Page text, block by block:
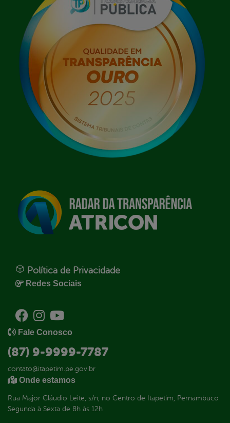
Política de Privacidade
Redes Sociais
Fale Conosco
(87) 9-9999-7787
contato@itapetim.pe.gov.br
Onde estamos
Rua Major Cláudio Leite, s/n, no Centro de Itapetim, Pernambuco
Segunda à Sexta de 8h às 12h